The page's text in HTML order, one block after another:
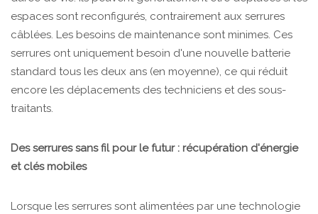
espaces sont reconfigurés, contrairement aux serrures
câblées. Les besoins de maintenance sont minimes. Ces
serrures ont uniquement besoin d'une nouvelle batterie
standard tous les deux ans (en moyenne), ce qui réduit
encore les déplacements des techniciens et des sous-
traitants.
Des serrures sans fil pour le futur : récupération d'énergie
et clés mobiles
Lorsque les serrures sont alimentées par une technologie